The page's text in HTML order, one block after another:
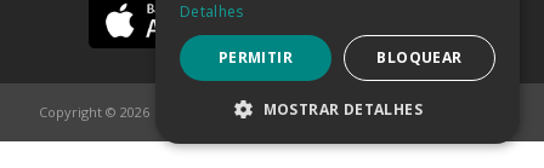
Copyright © 2026
Detalhes
PERMITIR BLOQUEAR
MOSTRAR DETALHES
ESTRITAMENTE NECESSÁRIOS